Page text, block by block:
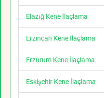
Elazığ Kene İlaçlama
Erzincan Kene İlaçlama
Erzurum Kene İlaçlama
Eskişehir Kene İlaçlama